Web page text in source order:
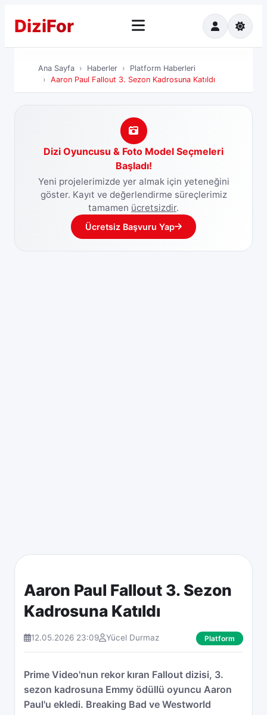
DiziFor
Ana Sayfa
Ana Sayfa Haberler
Platform Haberleri
Aaron Paul Fallout 3. Sezon Kadrosuna Katıldı
Dizi Oyuncusu & Foto Model Seçmeleri
Başladı!
Yeni projelerimizde yer almak için yeteneğini
göster. Kayıt ve değerlendirme süreçlerimiz
tamamen ücretsizdir.
Ücretsiz Başvuru Yap
Aaron Paul Fallout 3. Sezon
Kadrosuna Katıldı
12.05.2026 23:09 Yücel Durmaz Platform
Prime Video'nun rekor kıran Fallout dizisi, 3.
sezon kadrosuna Emmy ödüllü oyuncu Aaron
Paul'u ekledi. Breaking Bad ve Westworld